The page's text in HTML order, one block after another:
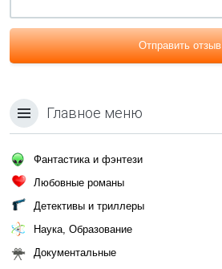
Отправить отзыв
Главное меню
Фантастика и фэнтези
Любовные романы
Детективы и триллеры
Наука, Образование
Документальные